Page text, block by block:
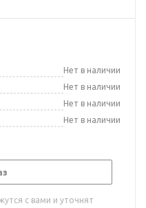
Нет в наличии
Нет в наличии
Нет в наличии
Нет в наличии
с вами и уточнят